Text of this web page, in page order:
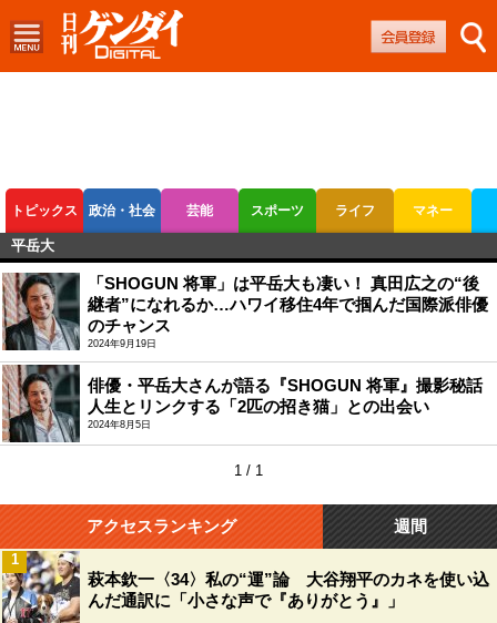
トピックス 政治・社会 芸能 スポーツ ライフ マネー
ボートレース
平岳大
「SHOGUN 将軍」は平岳大も凄い！ 真田広之の“後
継者”になれるか…ハワイ移住4年で掴んだ国際派俳優
のチャンス
2024年9月19日
俳優・平岳大さんが語る『SHOGUN 将軍』撮影秘話
人生とリンクする「2匹の招き猫」との出会い
2024年8月5日
1 / 1
アクセスランキング 週間
萩本欽一〈34〉私の“運”論 大谷翔平のカネを使い込
んだ通訳に「小さな声で『ありがとう』」
1